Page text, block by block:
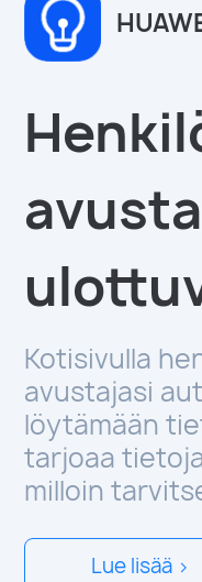
Kotisivulla
avustajasi
löytämään
tarjoaa
milloin
Lue lisää >